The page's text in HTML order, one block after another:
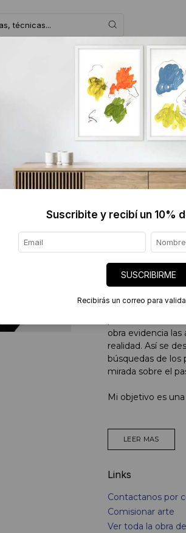
ASESORAMOS BLOG
Gisela
Concepción de
Es considerada
año 2011 hasta
internacionales y
Diseñadora
Provincia de
Dueña de un
investigaciones
de fotografías
invenciones de
planeta de los
obra evidencia
realidad. Así se
búsquedas de
mirada sobre el
Mi objetivo es
LEER MAS
Links
Contactanos por
Comisionar arte
Ver toda la obra
Suscribite y recibí un 10%
SUSCRIBIRME
Recibirás un correo para